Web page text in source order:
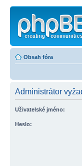
Obsah fóra
Administrátor
Uživatelské jméno:
Heslo: